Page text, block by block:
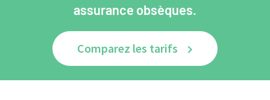
assurance obsèques.
Comparez les tarifs